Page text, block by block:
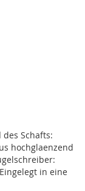
Schafts:
hochglaenzend
in eine